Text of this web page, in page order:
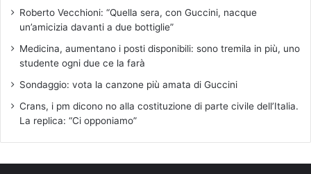
d
i
c
n
”
Roberto Vecchioni: “Quella sera, con Guccini, nacque
un’amicizia davanti a due bottiglie”
Medicina, aumentano i posti disponibili: sono tremila in più, uno
studente ogni due ce la farà
Sondaggio: vota la canzone più amata di Guccini
Crans, i pm dicono no alla costituzione di parte civile dell’Italia.
La replica: “Ci opponiamo”